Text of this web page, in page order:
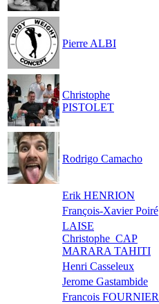
Pierre ALBI
Christophe
PISTOLET
Rodrigo Camacho
Erik HENRION
François-Xavier Poiré
LAISE
Christophe_CAP
MARARA TAHITI
Henri Casseleux
Jerome Gastambide
Francois FOURNIER